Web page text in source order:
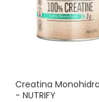
Creatina
- NUTRIFY